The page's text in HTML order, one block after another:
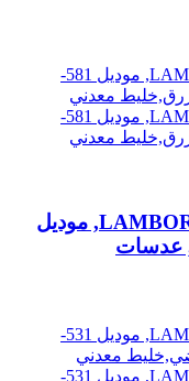
نظارة شمسية,ماركة LAMBORGHINI-Y20, موديل
عدسات